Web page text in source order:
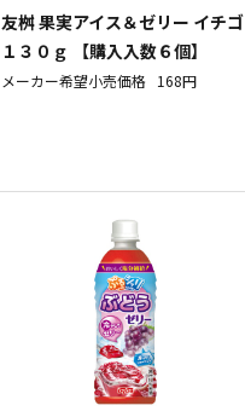
友桝 果実アイス＆ゼリー イチゴ
１３０ｇ 【購入入数６個】
メーカー希望小売価格 168円